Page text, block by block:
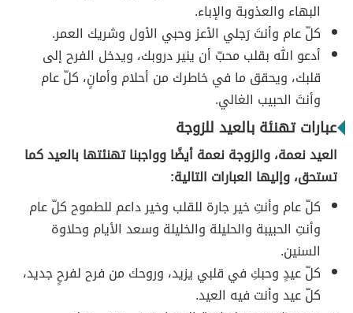
البهاء والعذوبة والإباء.
كلّ عام وأنتَ رَجلي الأعز وحبي الأول وشريك العمر.
أدعو الله بقلب محبّ أن ينير دروبك، ويدخل الفرح إلى
قلبك، ويحقق ما في خاطرك من أحلام وأمانٍ، كلّ عام
وأنتَ الحبيب الغالي.
عبارات تهنئة بالعيد للزوجة
العيد نعمة، والزوجة نعمة أيضًا وواجبنا تهنئتها بالعيد كما
تستحق، وإليها العبارات التالية:
كلّ عام وأنتِ خير جارة للقلب وخير داعم للطموح كلّ عام
وأنتِ الحبيبة والحليلة والخليلة وسعد الأيام وحلاوة
السنين.
كلّ عيدٍ وحبكِ في قلبي يزيد، وروحك من فرح لفرحٍ جديد،
كلّ عيد وأنت فيه العيد.